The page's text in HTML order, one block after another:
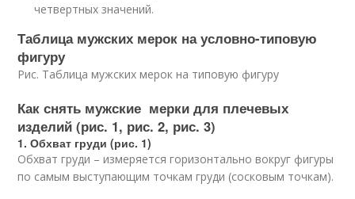
четвертных значений.
Таблица мужских мерок на условно-типовую
фигуру
Рис. Таблица мужских мерок на типовую фигуру
Как снять мужские мерки для плечевых
изделий (рис. 1, рис. 2, рис. 3)
1. Обхват груди (рис. 1)
Обхват груди – измеряется горизонтально вокруг фигуры
по самым выступающим точкам груди (сосковым точкам).